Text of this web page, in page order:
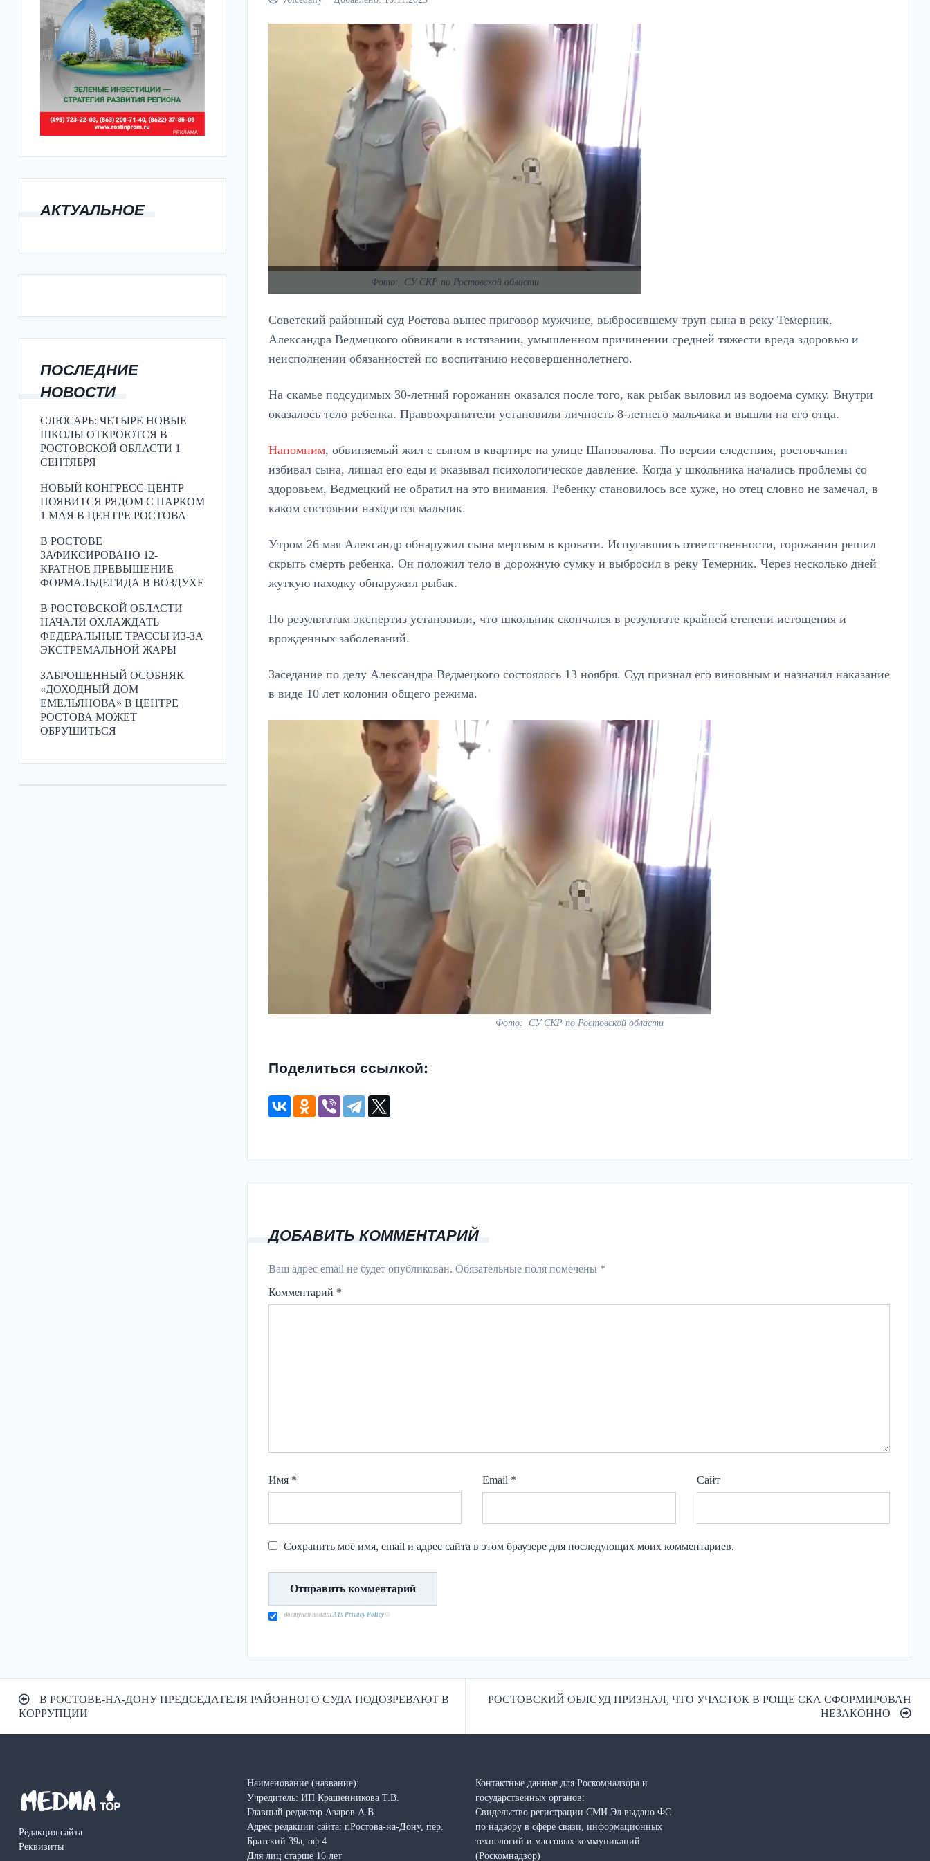
АКТУАЛЬНОЕ
ПОСЛЕДНИЕ
НОВОСТИ
СЛЮСАРЬ: ЧЕТЫРЕ НОВЫЕ
ШКОЛЫ ОТКРОЮТСЯ В
РОСТОВСКОЙ ОБЛАСТИ 1
СЕНТЯБРЯ
НОВЫЙ КОНГРЕСС-ЦЕНТР
ПОЯВИТСЯ РЯДОМ С ПАРКОМ
1 МАЯ В ЦЕНТРЕ РОСТОВА
В РОСТОВЕ
ЗАФИКСИРОВАНО 12-
КРАТНОЕ ПРЕВЫШЕНИЕ
ФОРМАЛЬДЕГИДА В ВОЗДУХЕ
В РОСТОВСКОЙ ОБЛАСТИ
НАЧАЛИ ОХЛАЖДАТЬ
ФЕДЕРАЛЬНЫЕ ТРАССЫ ИЗ-ЗА
ЭКСТРЕМАЛЬНОЙ ЖАРЫ
ЗАБРОШЕННЫЙ ОСОБНЯК
«ДОХОДНЫЙ ДОМ
ЕМЕЛЬЯНОВА» В ЦЕНТРЕ
РОСТОВА МОЖЕТ
ОБРУШИТЬСЯ
Фото: СУ СКР по Ростовской области
Советский районный суд Ростова вынес приговор мужчине, выбросившему труп сына в реку Темерник.
Александра Ведмецкого обвиняли в истязании, умышленном причинении средней тяжести вреда здоровью и
неисполнении обязанностей по воспитанию несовершеннолетнего.
На скамье подсудимых 30-летний горожанин оказался после того, как рыбак выловил из водоема сумку. Внутри
оказалось тело ребенка. Правоохранители установили личность 8-летнего мальчика и вышли на его отца.
Напомним, обвиняемый жил с сыном в квартире на улице Шаповалова. По версии следствия, ростовчанин
избивал сына, лишал его еды и оказывал психологическое давление. Когда у школьника начались проблемы со
здоровьем, Ведмецкий не обратил на это внимания. Ребенку становилось все хуже, но отец словно не замечал, в
каком состоянии находится мальчик.
Утром 26 мая Александр обнаружил сына мертвым в кровати. Испугавшись ответственности, горожанин решил
скрыть смерть ребенка. Он положил тело в дорожную сумку и выбросил в реку Темерник. Через несколько дней
жуткую находку обнаружил рыбак.
По результатам экспертиз установили, что школьник скончался в результате крайней степени истощения и
врожденных заболеваний.
Заседание по делу Александра Ведмецкого состоялось 13 ноября. Суд признал его виновным и назначил наказание
в виде 10 лет колонии общего режима.
Фото: СУ СКР по Ростовской области
Поделиться ссылкой:
ДОБАВИТЬ КОММЕНТАРИЙ
Ваш адрес email не будет опубликован. Обязательные поля помечены *
Комментарий *
Имя * Email * Сайт
Сохранить моё имя, email и адрес сайта в этом браузере для последующих моих комментариев.
доступен плагин ATs Privacy Policy ©
Навигация
по
записям
В РОСТОВЕ-НА-ДОНУ ПРЕДСЕДАТЕЛЯ РАЙОННОГО СУДА ПОДОЗРЕВАЮТ В
КОРРУПЦИИ
РОСТОВСКИЙ ОБЛСУД ПРИЗНАЛ, ЧТО УЧАСТОК В РОЩЕ СКА СФОРМИРОВАН
НЕЗАКОННО
Редакция сайта
Реквизиты
Наименование (название):
Учредитель: ИП Крашенникова Т.В.
Главный редактор Азаров А.В.
Адрес редакции сайта: г.Ростова-на-Дону, пер.
Братский 39а, оф.4
Для лиц старше 16 лет
Контактные данные для Роскомнадзора и
государственных органов:
Свидельство регистрации СМИ Эл выдано ФС
по надзору в сфере связи, информационных
технологий и массовых коммуникаций
(Роскомнадзор)